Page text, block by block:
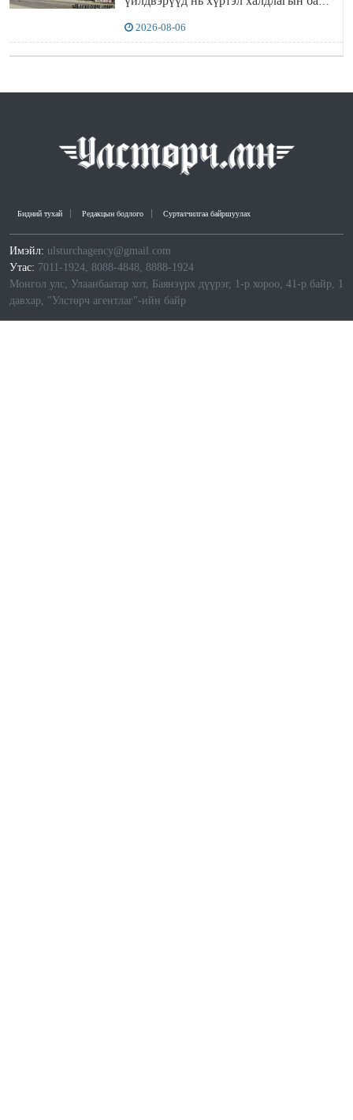
болов
2026-08-06
Бидний тухай Редакцын бодлого Сурталчилгаа байршуулах
Имэйл: ulsturchagency@gmail.com
Утас: 7011-1924, 8088-4848, 8888-1924
Монгол улс, Улаанбаатар хот, Баянзүрх дүүрэг, 1-р хороо, 41-р байр, 1
давхар, "Улстөрч агентлаг"-ийн байр